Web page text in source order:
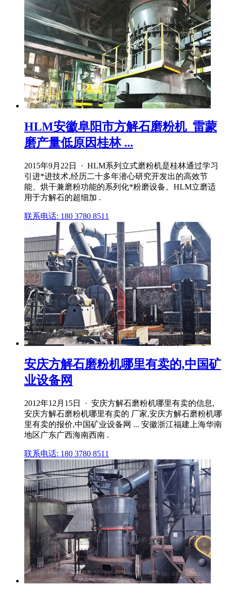
HLM安徽阜阳市方解石磨粉机_雷蒙
磨产量低原因桂林 ...
2015年9月22日 · HLM系列立式磨粉机是桂林通过学习
引进*进技术,经历二十多年潜心研究开发出的高效节
能、烘干兼磨粉功能的系列化*粉磨设备。HLM立磨适
用于方解石的超细加 .
联系电话: 180 3780 8511
安庆方解石磨粉机哪里有卖的,中国矿
业设备网
2012年12月15日 · 安庆方解石磨粉机哪里有卖的信息,
安庆方解石磨粉机哪里有卖的 厂家,安庆方解石磨粉机哪
里有卖的报价,中国矿业设备网 ... 安徽浙江福建上海华南
地区广东广西海南西南 .
联系电话: 180 3780 8511